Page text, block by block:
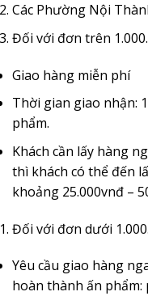
Các Phường Nội
Đối với đơn trên
Giao hàng miễn phí
Thời gian giao nhận:
phẩm.
Khách cần lấy hàng
thì khách có thể đến
khoảng 25.000vnđ –
Đối với đơn dưới
Yêu cầu giao hàng
hoàn thành ấn phẩm: